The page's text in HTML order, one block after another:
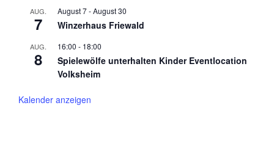
AUG.
7
August 7-August 30
Winzerhaus Friewald
AUG.
8
16:00 - 18:00
Spielewölfe unterhalten Kinder Eventlocation
Volksheim
Kalender anzeigen